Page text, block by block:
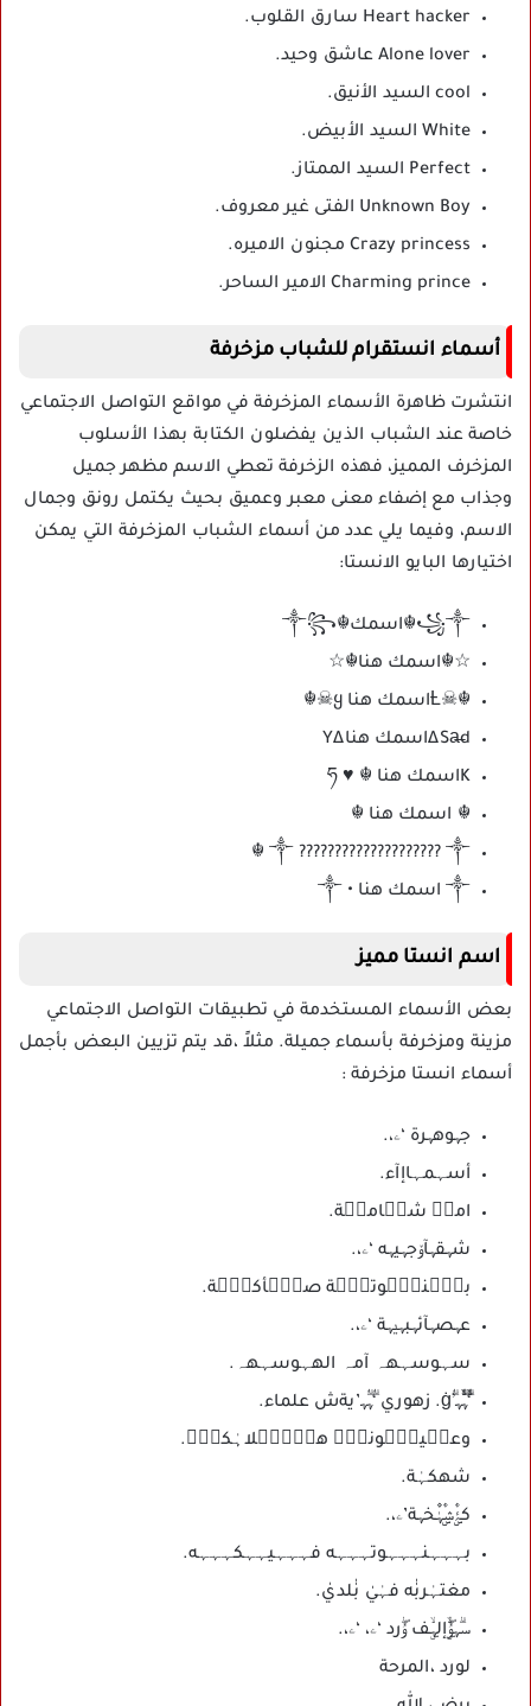
Heart hacker سارق القلوب.
Alone lover عاشق وحيد.
cool السيد الأنيق.
White السيد الأبيض.
Perfect السيد الممتاز.
Unknown Boy الفتى غير معروف.
Crazy princess مجنون الاميره.
Charming prince الامير الساحر.
أسماء انستقرام للشباب مزخرفة
انتشرت ظاهرة الأسماء المزخرفة في مواقع التواصل الاجتماعي
خاصة عند الشباب الذين يفضلون الكتابة بهذا الأسلوب
المزخرف المميز، فهذه الزخرفة تعطي الاسم مظهر جميل
وجذاب مع إضفاء معنى معبر وعميق بحيث يكتمل رونق وجمال
الاسم، وفيما يلي عدد من أسماء الشباب المزخرفة التي يمكن
اختيارها البايو الانستا:
꧁༒☬اسمك☬༒꧂
☆☬اسمك هنا☬☆
☬☠Ƚ︎اسمك هنا ყ☠︎☬
Sa̶d∆اسمك هنا∆Y
Kاسمك هنا ☬ ♥ ཧ
☬ اسمك هنا ☬
༒ ???????????????????? ༒ ☬
༒ اسمك هنا • ༒
اسم انستا مميز
بعض الأسماء المستخدمة في تطبيقات التواصل الاجتماعي
مزينة ومزخرفة بأسماء جميلة. مثلاً ،قد يتم تزيين البعض بأجمل
أسماء انستا مزخرفة :
جہوهہرة ‘ۦ،.
أسہمہاإآء.
‏امہۧ شہۧامہۧة‏.
شہقہآۆجہيہه ‘ۦ،.
بہۣۚنہۣۚوتہۣۚة صہۣۚأكہۣۚة.
‏عہصہآئہبہیہة ‘ۦ،‏.
سہوسہهہ آمہ الهہوسہهہ.
‘ۗٛۧۙۙﮩۗٛۧۙۙﮩ’ۗٛġ. زهوري ‘ۗٛﮩۗٛﮩ’يةش علماء.
وعہۣيہۣۗونہۣۗ هہۣہۣۗلاہٰكہۣۗ.
‏‏شهكہٰة.
كۂٰۣۣ۫شٰۣۣ۫ہٰ۫۫خہة’ۦ،.
بہہہنہہہوتہہہه فہہہيہہكہہہه.
مغتہٰربٰٰه فہٰيٰ بٰٰلديٰ.
سۗہۇۣۖۙإلہۣۙف ۇۖرد ‘ۦ، ‘ۦ،.
لورد ،المرحة